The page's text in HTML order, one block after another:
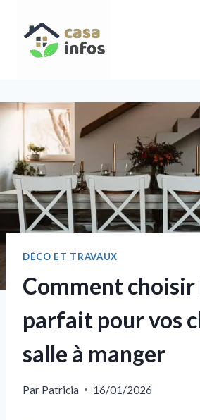
contenu
DÉCO ET TRAVAUX
Comment choisir
parfait pour vos
salle à manger
Par Patricia 16/01/2026